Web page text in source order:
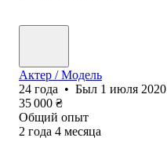
Актер / Модель
24 года • Был 1 июля 2020
35 000 ₴
Общий опыт
2 года 4 месяца